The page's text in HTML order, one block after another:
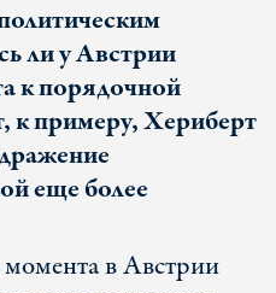
ли у Австрии
к порядочной
к примеру, Хериберт
еще более
в Австрии